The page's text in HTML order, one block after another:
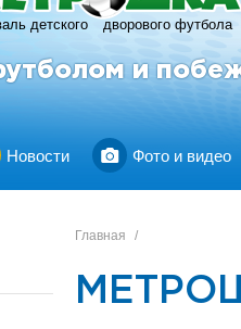
детского дворового футбола
и
Новости Фото и видео
Главная /